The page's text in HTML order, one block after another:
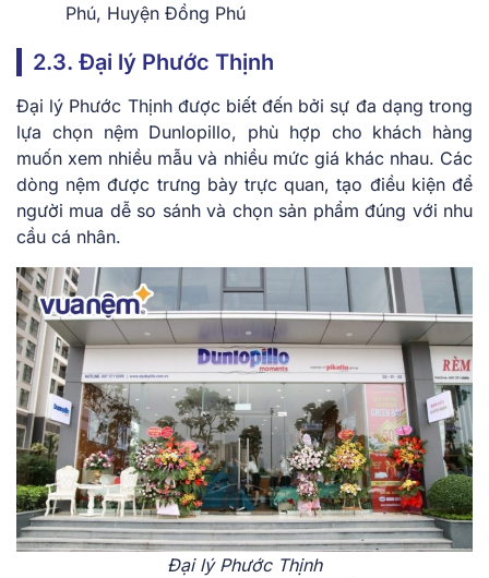
Phú, Huyện Đồng Phú
2.3. Đại lý Phước Thịnh
Đại lý Phước Thịnh được biết đến bởi sự đa dạng trong
lựa chọn nệm Dunlopillo, phù hợp cho khách hàng
muốn xem nhiều mẫu và nhiều mức giá khác nhau. Các
dòng nệm được trưng bày trực quan, tạo điều kiện để
người mua dễ so sánh và chọn sản phẩm đúng với nhu
cầu cá nhân.
Đại lý Phước Thịnh